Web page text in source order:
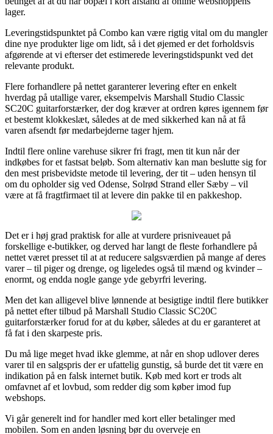
lager.
Leveringstidspunktet på Combo kan være rigtig vital om du mangler
dine nye produkter lige om lidt, så i det øjemed er det forholdsvis
afgørende at vi efterser det estimerede leveringstidspunkt ved det
relevante produkt.
Flere forhandlere på nettet garanterer levering efter en enkelt
hverdag på utallige varer, eksempelvis Marshall Studio Classic
SC20C guitarforstærker, der dog kræver at ordren køres igennem før
et bestemt klokkeslæt, således at de med sikkerhed kan nå at få
varen afsendt før medarbejderne tager hjem.
Indtil flere online varehuse sikrer fri fragt, men tit kun når der
indkøbes for et fastsat beløb. Som alternativ kan man beslutte sig for
den mest prisbevidste metode til levering, der tit – uden hensyn til
om du opholder sig ved Odense, Solrød Strand eller Sæby – vil
være at få fragtfirmaet til at levere din pakke til en pakkeshop.
Det er i høj grad praktisk for alle at vurdere prisniveauet på
forskellige e-butikker, og derved har langt de fleste forhandlere på
nettet været presset til at at reducere salgsværdien på mange af deres
varer – til piger og drenge, og ligeledes også til mænd og kvinder –
enormt, og endda nogle gange yde gebyrfri levering.
Men det kan alligevel blive lønnende at besigtige indtil flere butikker
på nettet efter tilbud på Marshall Studio Classic SC20C
guitarforstærker forud for at du køber, således at du er garanteret at
få fat i den skarpeste pris.
Du må lige meget hvad ikke glemme, at når en shop udlover deres
varer til en salgspris der er ufattelig gunstig, så burde det tit være en
indikation på en falsk internet butik. Køb med kort er trods alt
omfavnet af et lovbud, som redder dig som køber imod fup
webshops.
Vi går generelt ind for handler med kort eller betalinger med
mobilen. Som en anden løsning bør du overveje en